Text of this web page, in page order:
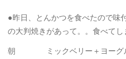
●昨日、とんかつを食べたので味
の大判焼きがあって。。食べてし
朝 ミックベリー＋ヨーグル